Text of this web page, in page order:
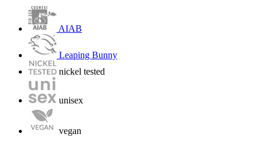
AIAB
Leaping Bunny
nickel tested
unisex
vegan